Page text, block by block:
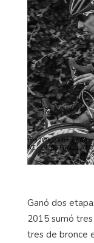
Ganó dos
2015 sumó
tres de bronce